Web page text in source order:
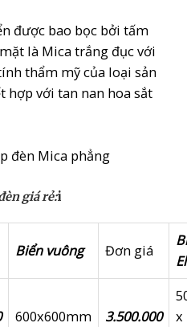
được bao bọc bởi tấm
là Mica trắng đục với
thẩm mỹ của loại sản
hợp với tan nan hoa sắt
đèn Mica phẳng
giá rẻ:i
Biển vuông Đơn giá
600x600mm 3.500.000
x